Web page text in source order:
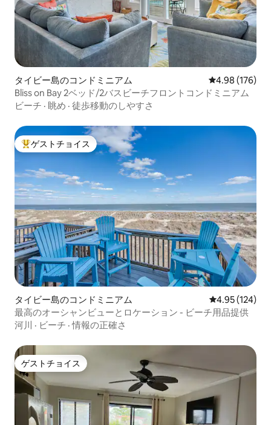
タイビー島のコンドミニアム レビュー176
4.98 (176)
Bliss on Bay 2ベッド/2バスビーチフロントコンドミニアム
ビーチ · 眺め · 徒歩移動のしやすさ
大好評のゲストチョイスです。
ゲストチョイス
タイビー島のコンドミニアム レビュー124
4.95 (124)
最高のオーシャンビューとロケーション - ビーチ用品提供
河川 · ビーチ ·情報の正確さ
ゲストチョイス
ゲストチョイス